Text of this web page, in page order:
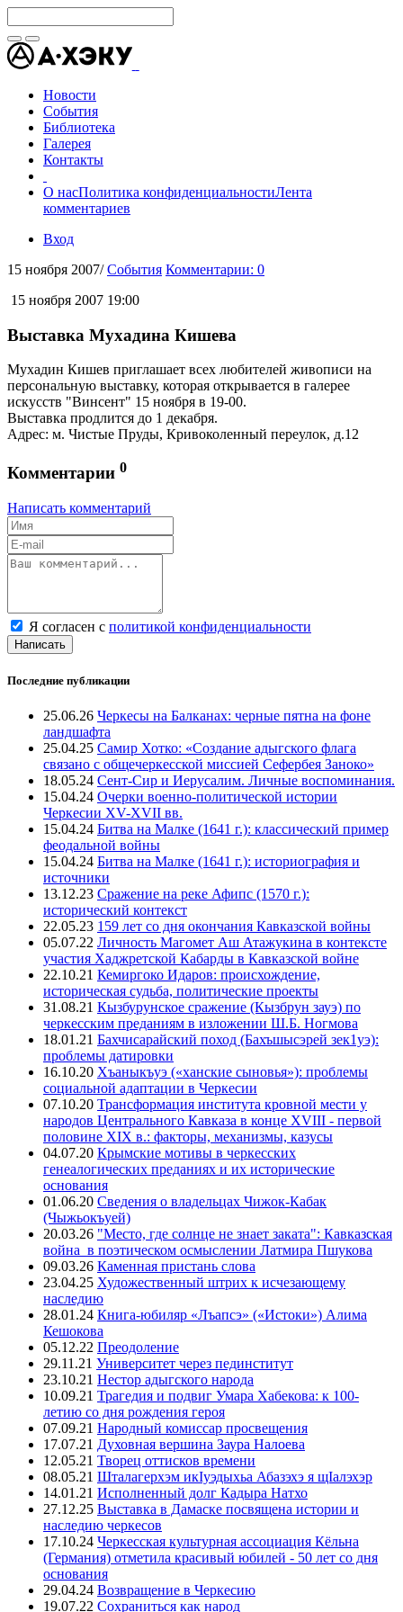
Новости
События
Библиотека
Галерея
Контакты
О насПолитика конфиденциальностиЛента
комментариев
Вход
15 ноября 2007/ События Комментарии: 0
15 ноября 2007 19:00
Выставка Мухадина Кишева
Мухадин Кишев приглашает всех любителей живописи на
персональную выставку, которая открывается в галерее
искусств "Винсент" 15 ноября в 19-00.
Выставка продлится до 1 декабря.
Адрес: м. Чистые Пруды, Кривоколенный переулок, д.12
Комментарии 0
Написать комментарий
Я согласен с политикой конфиденциальности
Написать
Последние публикации
25.06.26 Черкесы на Балканах: черные пятна на фоне
ландшафта
25.04.25 Самир Хотко: «Создание адыгского флага
связано с общечеркесской миссией Сефербея Заноко»
18.05.24 Сент-Сир и Иерусалим. Личные воспоминания.
15.04.24 Очерки военно-политической истории
Черкесии XV-XVII вв.
15.04.24 Битва на Малке (1641 г.): классический пример
феодальной войны
15.04.24 Битва на Малке (1641 г.): историография и
источники
13.12.23 Сражение на реке Афипс (1570 г.):
исторический контекст
22.05.23 159 лет со дня окончания Кавказской войны
05.07.22 Личность Магомет Аш Атажукина в контексте
участия Хаджретской Кабарды в Кавказской войне
22.10.21 Кемиргоко Идаров: происхождение,
историческая судьба, политические проекты
31.08.21 Кызбурунское сражение (Кызбрун зауэ) по
черкесским преданиям в изложении Ш.Б. Ногмова
18.01.21 Бахчисарайский поход (Бахъшысэрей зек1уэ):
проблемы датировки
16.10.20 Хъаныкъуэ («ханские сыновья»): проблемы
социальной адаптации в Черкесии
07.10.20 Трансформация института кровной мести у
народов Центрального Кавказа в конце XVIII - первой
половине XIX в.: факторы, механизмы, казусы
04.07.20 Крымские мотивы в черкесских
генеалогических преданиях и их исторические
основания
01.06.20 Сведения о владельцах Чижок-Кабак
(Чыжьокъуей)
20.03.26 "Место, где солнце не знает заката": Кавказская
война в поэтическом осмыслении Латмира Пшукова
09.03.26 Каменная пристань слова
23.04.25 Художественный штрих к исчезающему
наследию
28.01.24 Книга-юбиляр «Лъапсэ» («Истоки») Алима
Кешокова
05.12.22 Преодоление
29.11.21 Университет через пединститут
23.10.21 Нестор адыгского народа
10.09.21 Трагедия и подвиг Умара Хабекова: к 100-
летию со дня рождения героя
07.09.21 Народный комиссар просвещения
17.07.21 Духовная вершина Заура Налоева
12.05.21 Творец оттисков времени
08.05.21 Шталагерхэм икIуэдыхьа Абазэхэ я щIалэхэр
14.01.21 Исполненный долг Кадыра Натхо
27.12.25 Выставка в Дамаске посвящена истории и
наследию черкесов
17.10.24 Черкесская культурная ассоциация Кёльна
(Германия) отметила красивый юбилей - 50 лет со дня
основания
29.04.24 Возвращение в Черкесию
19.07.22 Сохраниться как народ